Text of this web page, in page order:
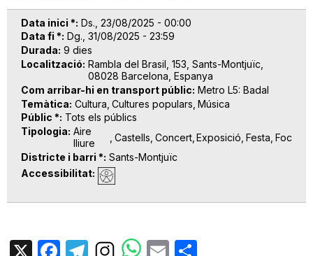
Data inici * Ds., 23/08/2025 - 00:00
Data fi * Dg., 31/08/2025 - 23:59
Durada 9 dies
Localització Rambla del Brasil, 153, Sants-Montjuïc,
08028 Barcelona, Espanya
Com arribar-hi en transport públic Metro L5: Badal
Temàtica Cultura Cultures populars Música
Públic * Tots els públics
Tipologia Aire
lliure
Castells Concert Exposició Festa Foc
Districte i barri * Sants-Montjuïc
Accessibilitat
X Facebook
TelegramEmail